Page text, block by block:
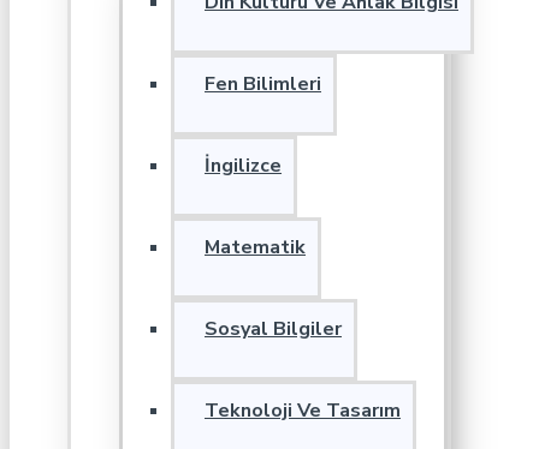
Fen Bilimleri
İngilizce
Matematik
Sosyal Bilgiler
Teknoloji Ve Tasarım